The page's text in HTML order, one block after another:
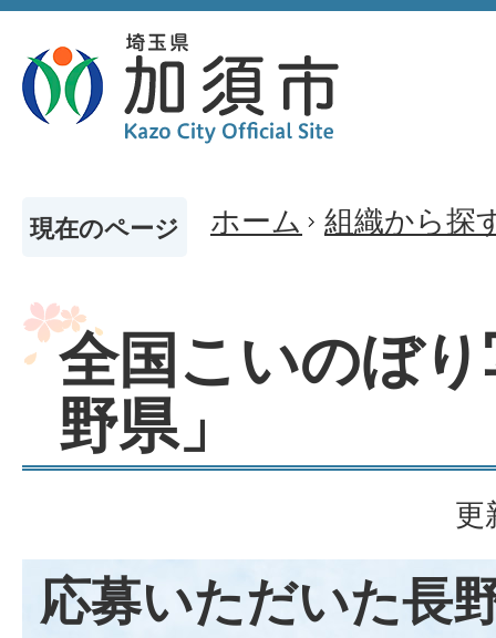
現在のページ ホーム 組織から探
全国こいのぼ
野県」
更
応募いただいた長